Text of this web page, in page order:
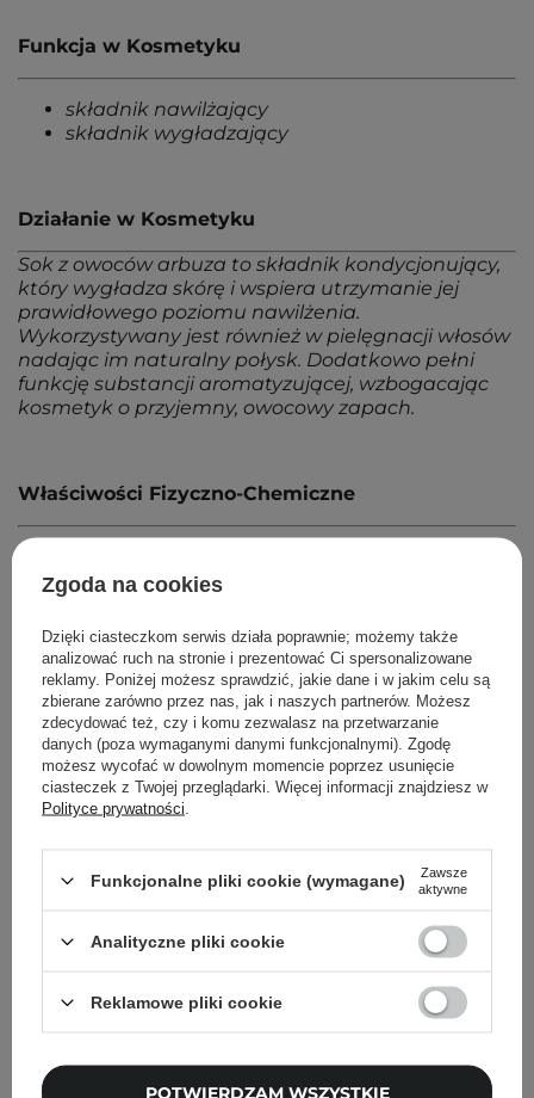
Funkcja w Kosmetyku
składnik nawilżający
składnik wygładzający
Działanie w Kosmetyku
Sok z owoców arbuza to składnik kondycjonujący,
który wygładza skórę i wspiera utrzymanie jej
prawidłowego poziomu nawilżenia.
Wykorzystywany jest również w pielęgnacji włosów
nadając im naturalny połysk. Dodatkowo pełni
funkcję substancji aromatyzującej, wzbogacając
kosmetyk o przyjemny, owocowy zapach.
Właściwości Fizyczno-Chemiczne
zapach świeży, owocowy
Powrót do Cosipedii
Pokaż więcej wpisów zSierpień 2025
Newsletter Cosibella
Pielęgnacyjne checklisty, eksperckie porady,
Zgoda na cookies
Dzięki ciasteczkom serwis działa poprawnie; możemy także
analizować ruch na stronie i prezentować Ci spersonalizowane
reklamy. Poniżej możesz sprawdzić, jakie dane i w jakim celu są
zbierane zarówno przez nas, jak i naszych partnerów. Możesz
zdecydować też, czy i komu zezwalasz na przetwarzanie
danych (poza wymaganymi danymi funkcjonalnymi). Zgodę
możesz wycofać w dowolnym momencie poprzez usunięcie
ciasteczek z Twojej przeglądarki. Więcej informacji znajdziesz w
Polityce prywatności
Funkcjonalne pliki cookie (wymagane)
Zawsze
aktywne
Analityczne pliki cookie
Reklamowe pliki cookie
POTWIERDZAM WSZYSTKIE